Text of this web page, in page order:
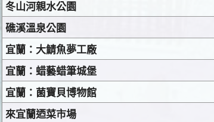
冬山河親水公園
礁溪溫泉公園
宜蘭：大鯖魚夢工廠
宜蘭：蜡藝蜡筆城堡
宜蘭：菌寶貝博物館
來宜蘭迺菜市場